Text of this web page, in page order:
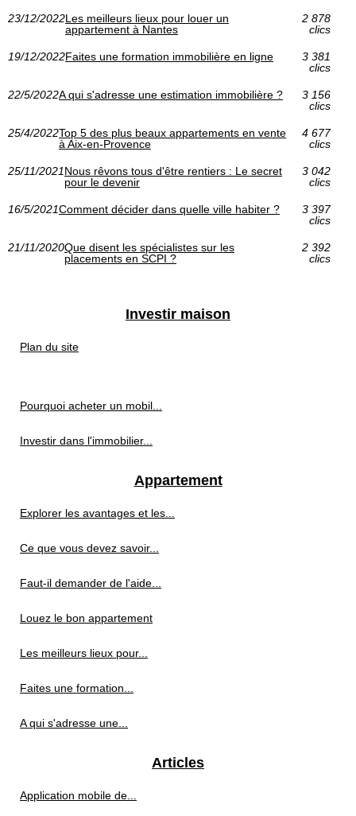
23/12/2022Les meilleurs lieux pour louer un
appartement à Nantes
2 878
clics
19/12/2022Faites une formation immobilière en ligne
3 381
clics
22/5/2022A qui s'adresse une estimation immobilière ?
3 156
clics
25/4/2022Top 5 des plus beaux appartements en vente
à Aix-en-Provence
4 677
clics
25/11/2021Nous rêvons tous d'être rentiers : Le secret
pour le devenir
3 042
clics
16/5/2021Comment décider dans quelle ville habiter ?
3 397
clics
21/11/2020Que disent les spécialistes sur les
placements en SCPI ?
2 392
clics
Investir maison
Plan du site
Pourquoi acheter un mobil...
Investir dans l'immobilier...
Appartement
Explorer les avantages et les...
Ce que vous devez savoir...
Faut-il demander de l'aide...
Louez le bon appartement
Les meilleurs lieux pour...
Faites une formation...
A qui s'adresse une...
Articles
Application mobile de...